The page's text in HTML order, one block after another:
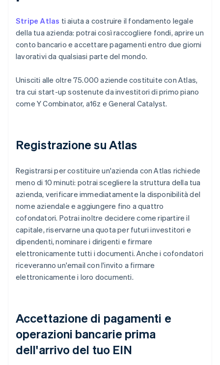
Stripe Atlas ti aiuta a costruire il fondamento legale
della tua azienda: potrai così raccogliere fondi, aprire un
conto bancario e accettare pagamenti entro due giorni
lavorativi da qualsiasi parte del mondo.
Unisciti alle oltre 75.000 aziende costituite con Atlas,
tra cui start-up sostenute da investitori di primo piano
come Y Combinator, a16z e General Catalyst.
Registrazione su Atlas
Registrarsi per costituire un'azienda con Atlas richiede
meno di 10 minuti: potrai scegliere la struttura della tua
azienda, verificare immediatamente la disponibilità del
nome aziendale e aggiungere fino a quattro
cofondatori. Potrai inoltre decidere come ripartire il
capitale, riservarne una quota per futuri investitori e
dipendenti, nominare i dirigenti e firmare
elettronicamente tutti i documenti. Anche i cofondatori
riceveranno un'email con l'invito a firmare
elettronicamente i loro documenti.
Accettazione di pagamenti e
operazioni bancarie prima
dell'arrivo del tuo EIN